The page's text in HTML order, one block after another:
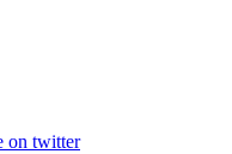
on twitter